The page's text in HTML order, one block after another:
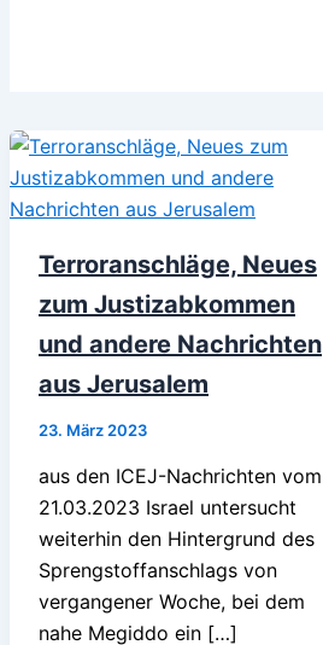
Terroranschläge, Neues
zum Justizabkommen
und andere Nachrichten
aus Jerusalem
23. März 2023
aus den ICEJ-Nachrichten vom
21.03.2023 Israel untersucht
weiterhin den Hintergrund des
Sprengstoffanschlags von
vergangener Woche, bei dem
nahe Megiddo ein […]